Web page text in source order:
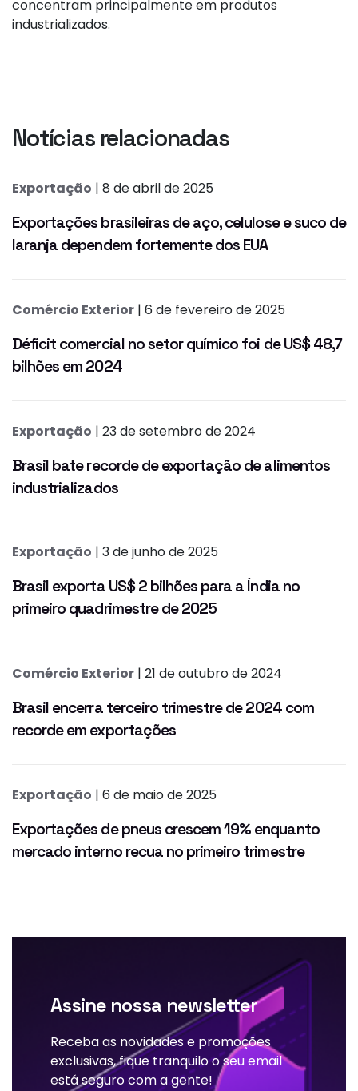
concentram principalmente em produtos
industrializados.
Notícias relacionadas
Exportação | 8 de abril de 2025
Exportações brasileiras de aço, celulose e suco de
laranja dependem fortemente dos EUA
Comércio Exterior | 6 de fevereiro de 2025
Déficit comercial no setor químico foi de US$ 48,7
bilhões em 2024
Exportação | 23 de setembro de 2024
Brasil bate recorde de exportação de alimentos
industrializados
Exportação | 3 de junho de 2025
Brasil exporta US$ 2 bilhões para a Índia no
primeiro quadrimestre de 2025
Comércio Exterior | 21 de outubro de 2024
Brasil encerra terceiro trimestre de 2024 com
recorde em exportações
Exportação | 6 de maio de 2025
Exportações de pneus crescem 19% enquanto
mercado interno recua no primeiro trimestre
Assine nossa newsletter
Receba as novidades e promoções
exclusivas, fique tranquilo o seu email
está seguro com a gente!